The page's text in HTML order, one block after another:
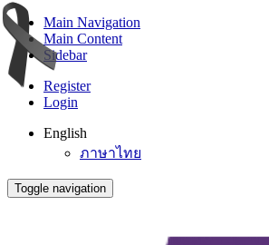
Main Navigation
Main Content
Sidebar
Register
Login
English
ภาษาไทย
Toggle navigation